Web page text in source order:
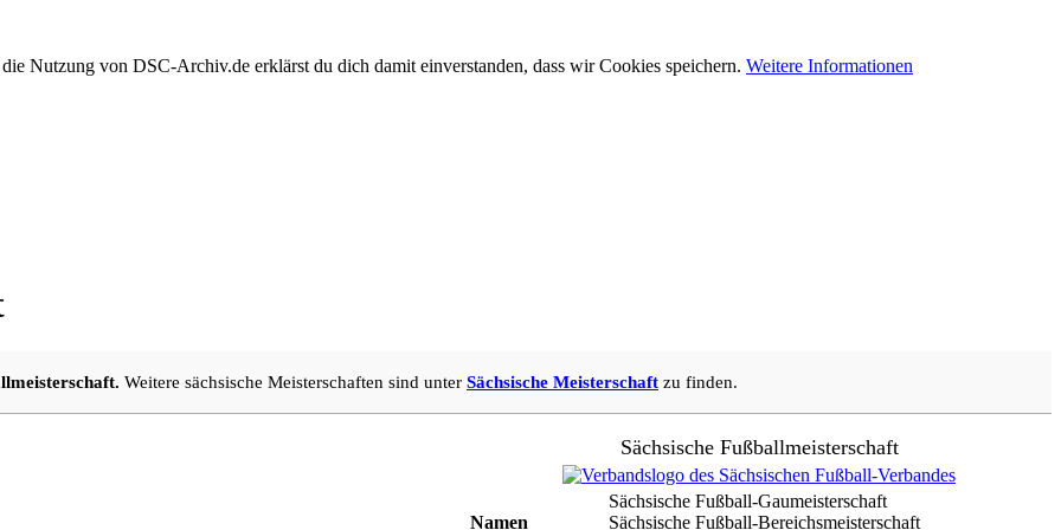
Nutzung von DSC-Archiv.de erklärst du dich damit einverstanden, dass wir Cookies speichern. Weitere Informationen
Weitere sächsische Meisterschaften sind unter Sächsische Meisterschaft zu finden.
Sächsische Fußballmeisterschaft
Namen
Sächsische Fußball-Gaumeisterschaft
Sächsische Fußball-Bereichsmeisterschaft